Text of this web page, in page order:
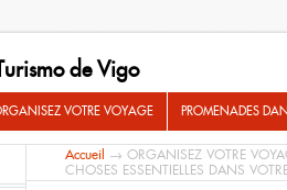
de Vigo
VOTRE VOYAGE PROMENADES
Accueil → ORGANISEZ VOTRE
CHOSES ESSENTIELLES DANS